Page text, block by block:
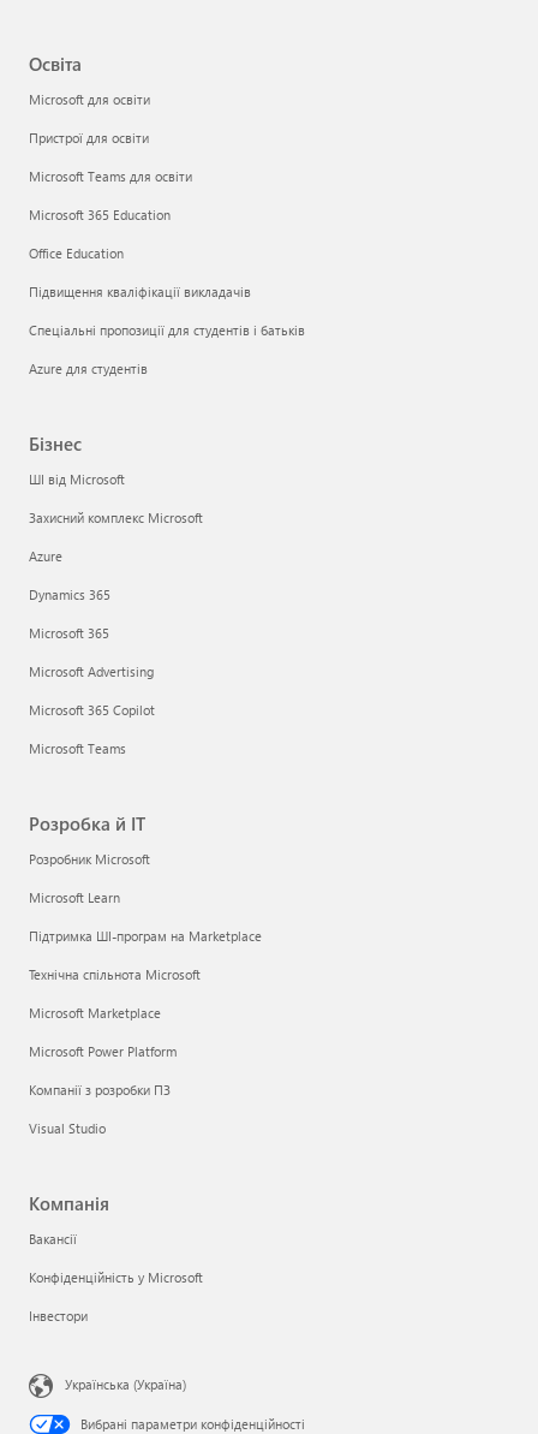
Освіта
Microsoft для освіти
Пристрої для освіти
Microsoft Teams для освіти
Microsoft 365 Education
Office Education
Підвищення кваліфікації викладачів
Спеціальні пропозиції для студентів і батьків
Azure для студентів
Бізнес
ШІ від Microsoft
Захисний комплекс Microsoft
Azure
Dynamics 365
Microsoft 365
Microsoft Advertising
Microsoft 365 Copilot
Microsoft Teams
Розробка й ІТ
Розробник Microsoft
Microsoft Learn
Підтримка ШІ-програм на Marketplace
Технічна спільнота Microsoft
Microsoft Marketplace
Microsoft Power Platform
Компанії з розробки ПЗ
Visual Studio
Компанія
Вакансії
Конфіденційність у Microsoft
Інвестори
Українська (Україна)
Вибрані параметри конфіденційності